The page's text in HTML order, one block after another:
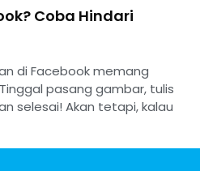
Coba Hindari
di Facebook memang
pasang gambar, tulis
selesai! Akan tetapi, kalau